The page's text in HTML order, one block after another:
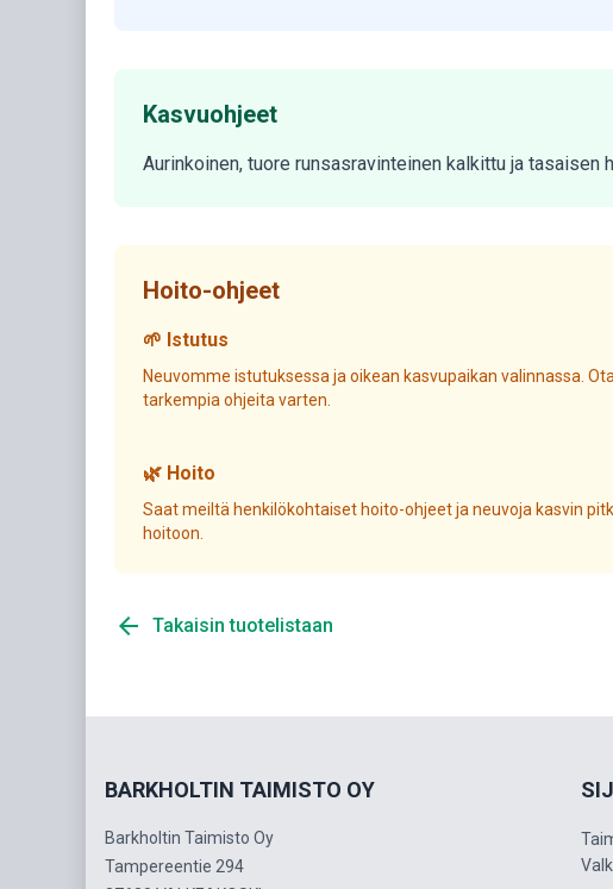
Kasvuohjeet
Aurinkoinen, tuore runsasravinteinen kalkittu ja
Hoito-ohjeet
🌱 Istutus
Neuvomme istutuksessa ja oikean kasvupaikan valinnassa.
tarkempia ohjeita varten.
🌿 Hoito
Saat meiltä henkilökohtaiset hoito-ohjeet ja neuvoja kasvin
hoitoon.
arrow_back Takaisin tuotelistaan
BARKHOLTIN TAIMISTO OY
Barkholtin Taimisto Oy
Tampereentie 294